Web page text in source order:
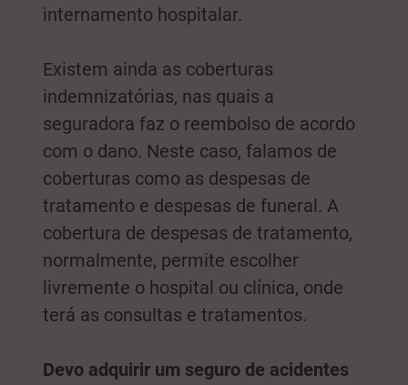
internamento hospitalar.
Existem ainda as coberturas
indemnizatórias, nas quais a
seguradora faz o reembolso de acordo
com o dano. Neste caso, falamos de
coberturas como as despesas de
tratamento e despesas de funeral. A
cobertura de despesas de tratamento,
normalmente, permite escolher
livremente o hospital ou clínica, onde
terá as consultas e tratamentos.
Devo adquirir um seguro de acidentes